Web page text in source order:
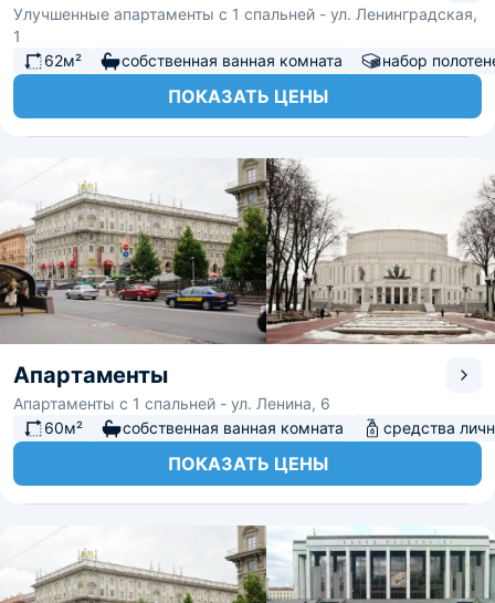
Улучшенные апартаменты с 1 спальней - ул. Ленинградская,
1
62м²
собственная ванная комната набор
ПОКАЗАТЬ ЦЕНЫ
Апартаменты
Апартаменты с 1 спальней - ул. Ленина, 6
60м²
собственная ванная комната средства
ПОКАЗАТЬ ЦЕНЫ